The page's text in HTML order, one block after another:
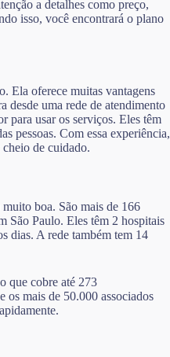
a detalhes como preço,
isso, você encontrará o plano
Ela oferece muitas vantagens
desde uma rede de atendimento
para usar os serviços. Eles têm
pessoas. Com essa experiência,
de cuidado.
boa. São mais de 166
São Paulo. Eles têm 2 hospitais
dias. A rede também tem 14
que cobre até 273
os mais de 50.000 associados